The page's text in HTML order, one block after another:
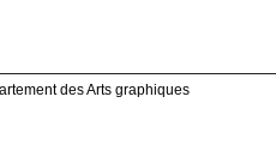
des Arts graphiques